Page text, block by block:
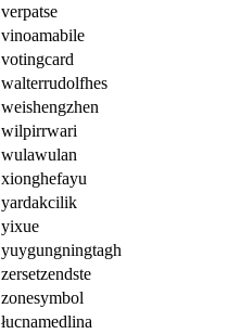
verpatse
vinoamabile
votingcard
walterrudolfhes
weishengzhen
wilpirrwari
wulawulan
xionghefayu
yardakcilik
yixue
yuygungningtagh
zersetzendste
zonesymbol
łucnamedlina